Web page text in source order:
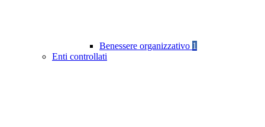
Benessere organizzativo 1
Enti controllati